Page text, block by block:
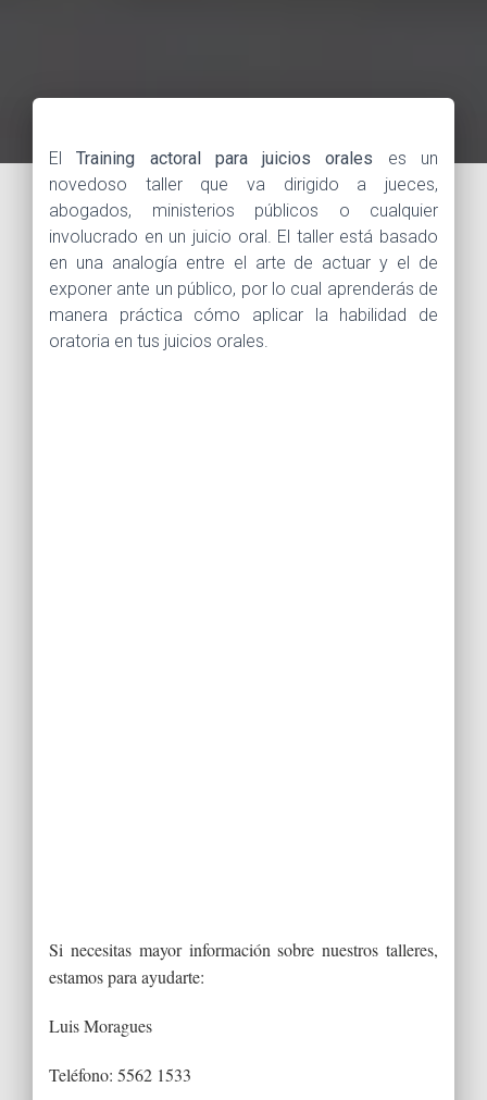
El Training actoral para juicios orales es un
novedoso taller que va dirigido a jueces,
abogados, ministerios públicos o cualquier
involucrado en un juicio oral. El taller está basado
en una analogía entre el arte de actuar y el de
exponer ante un público, por lo cual aprenderás de
manera práctica cómo aplicar la habilidad de
oratoria en tus juicios orales.
Si necesitas mayor información sobre nuestros talleres,
estamos para ayudarte:
Luis Moragues
Teléfono: 5562 1533